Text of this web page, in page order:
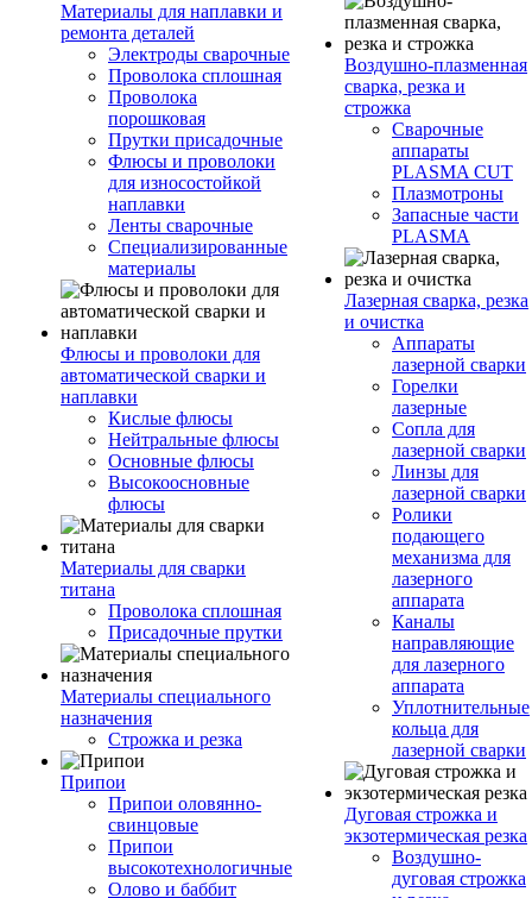
Материалы для наплавки и
ремонта деталей
Электроды сварочные
Проволока сплошная
Проволока
порошковая
Прутки присадочные
Флюсы и проволоки
для износостойкой
наплавки
Ленты сварочные
Специализированные
материалы
Флюсы и проволоки для
автоматической сварки и
наплавки
Кислые флюсы
Нейтральные флюсы
Основные флюсы
Высокоосновные
флюсы
Материалы для сварки
титана
Проволока сплошная
Присадочные прутки
Материалы специального
назначения
Строжка и резка
Припои
Припои оловянно-
свинцовые
Припои
высокотехнологичные
Олово и баббит
Воздушно-плазменная
сварка, резка и
строжка
Сварочные
аппараты
PLASMA CUT
Плазмотроны
Запасные части
PLASMA
Лазерная сварка, резка
и очистка
Аппараты
лазерной сварки
Горелки
лазерные
Сопла для
лазерной сварки
Линзы для
лазерной сварки
Ролики
подающего
механизма для
лазерного
аппарата
Каналы
направляющие
для лазерного
аппарата
Уплотнительные
кольца для
лазерной сварки
Дуговая строжка и
экзотермическая резка
Воздушно-
дуговая строжка